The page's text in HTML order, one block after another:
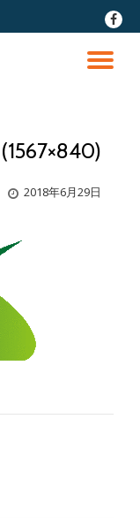
fa-
ナ
ゲ
切
2018年6月29日